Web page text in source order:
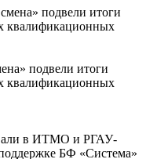
подвели итоги
квалификационных